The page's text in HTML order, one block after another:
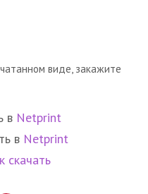
виде, закажите
в Netprint
в Netprint
скачать